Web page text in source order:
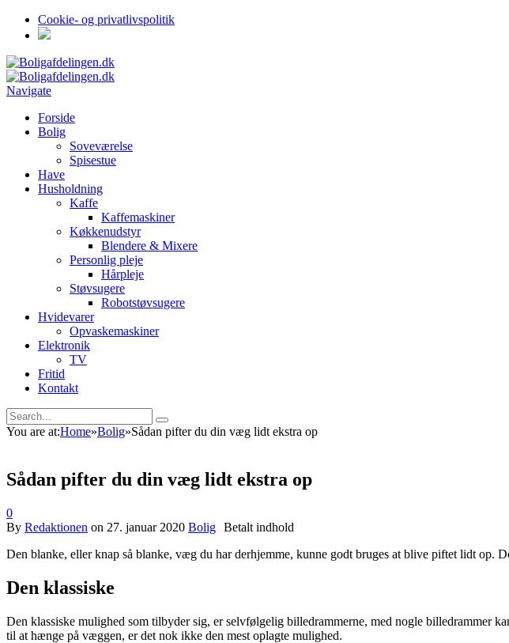
Cookie- og privatlivspolitik
Navigate
Forside
Bolig
Soveværelse
Spisestue
Have
Husholdning
Kaffe
Kaffemaskiner
Køkkenudstyr
Blendere & Mixere
Personlig pleje
Hårpleje
Støvsugere
Robotstøvsugere
Hvidevarer
Opvaskemaskiner
Elektronik
TV
Fritid
Kontakt
You are at:Home»Bolig»Sådan pifter du din væg lidt ekstra op
Sådan pifter du din væg lidt ekstra op
0
By Redaktionen on 27. januar 2020 Bolig
Den blanke, eller knap så blanke, væg du har derhjemme, kunne godt bruges at blive piftet lidt
Den klassiske
Den klassiske mulighed som tilbyder sig, er selvfølgelig billedrammerne, med nogle billedrammer
til at hænge på væggen, er det nok ikke den mest oplagte mulighed.